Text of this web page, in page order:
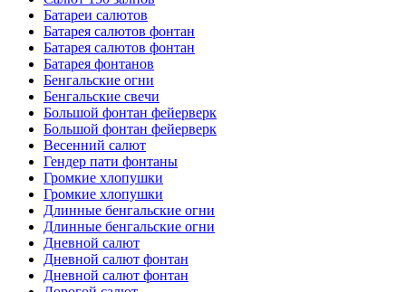
Батареи салютов
Батарея салютов фонтан
Батарея салютов фонтан
Батарея фонтанов
Бенгальские огни
Бенгальские свечи
Большой фонтан фейерверк
Большой фонтан фейерверк
Весенний салют
Гендер пати фонтаны
Громкие хлопушки
Громкие хлопушки
Длинные бенгальские огни
Длинные бенгальские огни
Дневной салют
Дневной салют фонтан
Дневной салют фонтан